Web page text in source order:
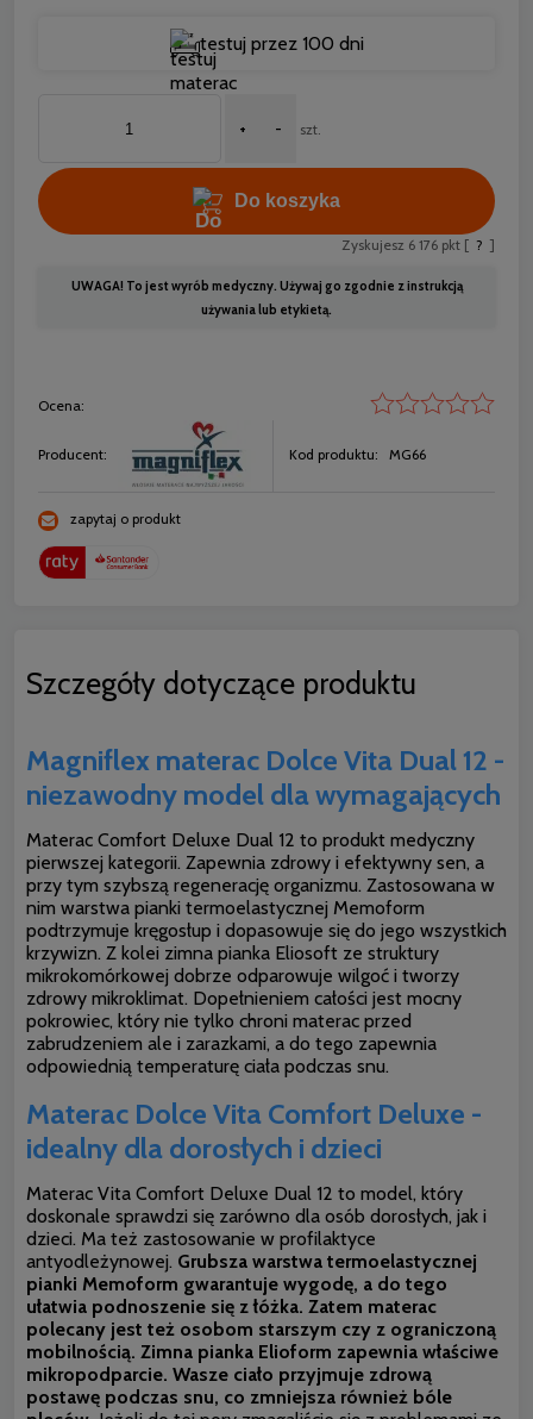
testuj przez 100 dni
+ - szt.
Do koszyka
Zyskujesz 6 176 pkt [ ? ]
UWAGA! To jest wyrób medyczny. Używaj go zgodnie z instrukcją
używania lub etykietą.
Ocena:
Producent: Kod produktu: MG66
zapytaj o produkt
Szczegóły dotyczące produktu
Magniflex materac Dolce Vita Dual 12 -
niezawodny model dla wymagających
Materac Comfort Deluxe Dual 12 to produkt medyczny
pierwszej kategorii. Zapewnia zdrowy i efektywny sen, a
przy tym szybszą regenerację organizmu. Zastosowana w
nim warstwa pianki termoelastycznej Memoform
podtrzymuje kręgosłup i dopasowuje się do jego wszystkich
krzywizn. Z kolei zimna pianka Eliosoft ze struktury
mikrokomórkowej dobrze odparowuje wilgoć i tworzy
zdrowy mikroklimat. Dopełnieniem całości jest mocny
pokrowiec, który nie tylko chroni materac przed
zabrudzeniem ale i zarazkami, a do tego zapewnia
odpowiednią temperaturę ciała podczas snu.
Materac Dolce Vita Comfort Deluxe -
idealny dla dorosłych i dzieci
Materac Vita Comfort Deluxe Dual 12 to model, który
doskonale sprawdzi się zarówno dla osób dorosłych, jak i
dzieci. Ma też zastosowanie w profilaktyce
antyodleżynowej. Grubsza warstwa termoelastycznej
pianki Memoform gwarantuje wygodę, a do tego
ułatwia podnoszenie się z łóżka. Zatem materac
polecany jest też osobom starszym czy z ograniczoną
mobilnością. Zimna pianka Elioform zapewnia właściwe
mikropodparcie. Wasze ciało przyjmuje zdrową
postawę podczas snu, co zmniejsza również bóle